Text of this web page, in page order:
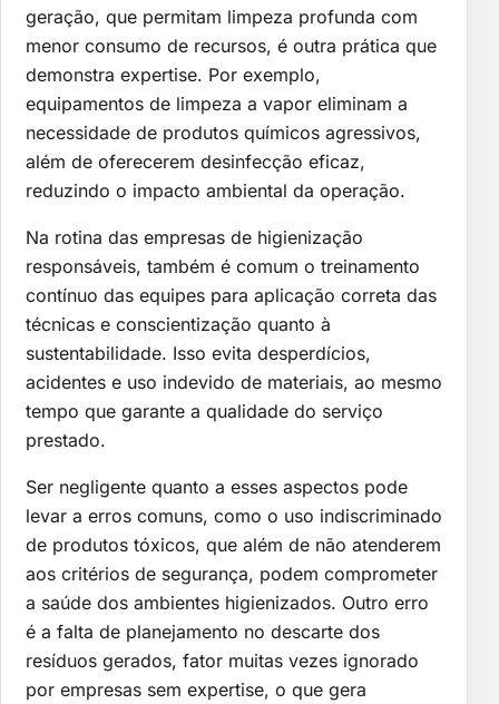
geração, que permitam limpeza profunda com
menor consumo de recursos, é outra prática que
demonstra expertise. Por exemplo,
equipamentos de limpeza a vapor eliminam a
necessidade de produtos químicos agressivos,
além de oferecerem desinfecção eficaz,
reduzindo o impacto ambiental da operação.
Na rotina das empresas de higienização
responsáveis, também é comum o treinamento
contínuo das equipes para aplicação correta das
técnicas e conscientização quanto à
sustentabilidade. Isso evita desperdícios,
acidentes e uso indevido de materiais, ao mesmo
tempo que garante a qualidade do serviço
prestado.
Ser negligente quanto a esses aspectos pode
levar a erros comuns, como o uso indiscriminado
de produtos tóxicos, que além de não atenderem
aos critérios de segurança, podem comprometer
a saúde dos ambientes higienizados. Outro erro
é a falta de planejamento no descarte dos
resíduos gerados, fator muitas vezes ignorado
por empresas sem expertise, o que gera